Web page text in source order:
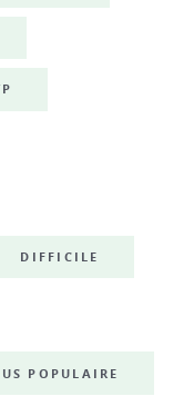
DIFFICILE
POPULAIRE